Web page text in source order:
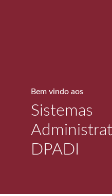
Bem vindo aos
Sistemas
DPADI